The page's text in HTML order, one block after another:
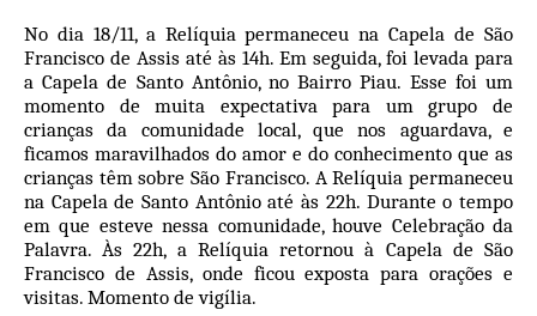
No dia 18/11, a Relíquia permaneceu na Capela de São
Francisco de Assis até às 14h. Em seguida, foi levada para
a Capela de Santo Antônio, no Bairro Piau. Esse foi um
momento de muita expectativa para um grupo de
crianças da comunidade local, que nos aguardava, e
ficamos maravilhados do amor e do conhecimento que as
crianças têm sobre São Francisco. A Relíquia permaneceu
na Capela de Santo Antônio até às 22h. Durante o tempo
em que esteve nessa comunidade, houve Celebração da
Palavra. Às 22h, a Relíquia retornou à Capela de São
Francisco de Assis, onde ficou exposta para orações e
visitas. Momento de vigília.